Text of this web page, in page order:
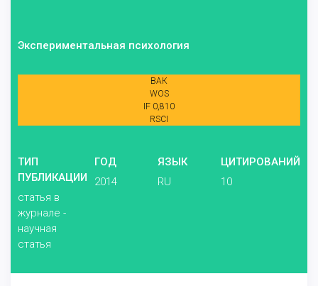
Экспериментальная психология
ВАК
WOS
IF 0,810
RSCI
ТИП
ПУБЛИКАЦИИ
статья в
журнале -
научная
статья
ГОД
2014
ЯЗЫК
RU
ЦИТИРОВАНИЙ
10